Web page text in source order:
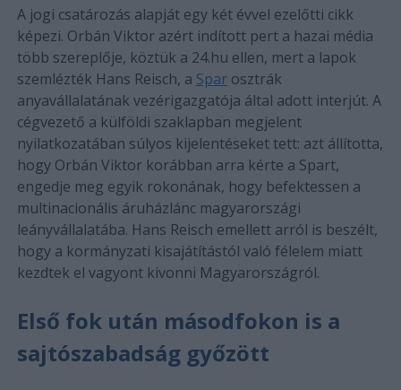
A jogi csatározás alapját egy két évvel ezelőtti cikk
képezi. Orbán Viktor azért indított pert a hazai média
több szereplője, köztük a 24.hu ellen, mert a lapok
szemlézték Hans Reisch, a Sparosztrák
anyavállalatának vezérigazgatója által adott interjút. A
cégvezető a külföldi szaklapban megjelent
nyilatkozatában súlyos kijelentéseket tett: azt állította,
hogy Orbán Viktor korábban arra kérte a Spart,
engedje meg egyik rokonának, hogy befektessen a
multinacionális áruházlánc magyarországi
leányvállalatába. Hans Reisch emellett arról is beszélt,
hogy a kormányzati kisajátítástól való félelem miatt
kezdtek el vagyont kivonni Magyarországról.
Első fok után másodfokon is a
sajtószabadság győzött